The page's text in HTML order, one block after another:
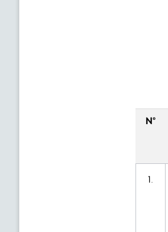
№
1.